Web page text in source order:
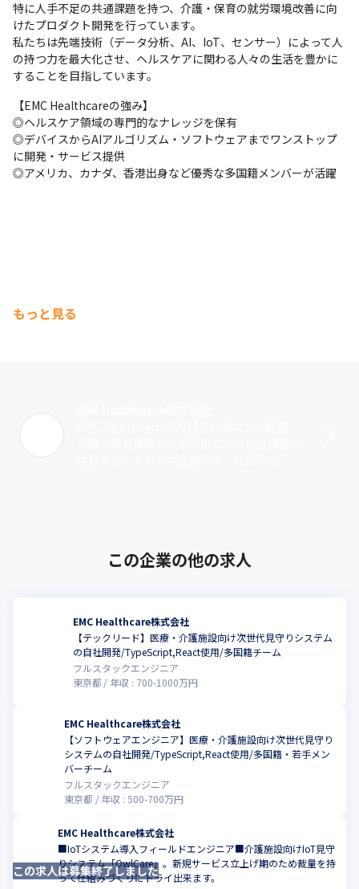
特に人手不足の共通課題を持つ、介護・保育の就労環境改善に向
けたプロダクト開発を行っています。
私たちは先端技術（データ分析、AI、IoT、センサー）によって人
の持つ力を最大化させ、ヘルスケアに関わる人々の生活を豊かに
することを目指しています。
【EMC Healthcareの強み】
◎ヘルスケア領域の専門的なナレッジを保有
◎デバイスからAIアルゴリズム・ソフトウェアまでワンストップ
に開発・サービス提供
◎アメリカ、カナダ、香港出身など優秀な多国籍メンバーが活躍
もっと見る
この企業の他の求人
EMC Healthcare株式会社
【テックリード】医療・介護施設向け次世代見守りシステム
の自社開発/TypeScript,React使用/多国籍チーム
フルスタックエンジニア
東京都
年収 : 700-1000万円
EMC Healthcare株式会社
【ソフトウェアエンジニア】医療・介護施設向け次世代見守り
システムの自社開発/TypeScript,React使用/多国籍・若手メン
バーチーム
フルスタックエンジニア
東京都
年収 :500-700万円
EMC Healthcare株式会社
■IoTシステム導入フィールドエンジニア■介護施設向けIoT見守
りシステム「OwlCare」。新規サービス立上げ期のため裁量を持
って仕組みづくりにトライ出来ます。
この求人は募集終了しました